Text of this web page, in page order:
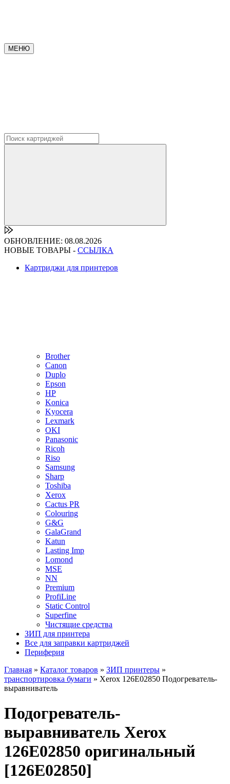
МЕНЮ
ОБНОВЛЕНИЕ: 08.08.2026
НОВЫЕ ТОВАРЫ - ССЫЛКА
Картриджи для принтеров
Brother
Canon
Duplo
Epson
HP
Konica
Kyocera
Lexmark
OKI
Panasonic
Ricoh
Riso
Samsung
Sharp
Toshiba
Xerox
Cactus PR
Colouring
G&G
GalaGrand
Katun
Lasting Imp
Lomond
MSE
NN
Premium
ProfiLine
Static Control
Superfine
Чистящие средства
ЗИП для принтера
Все для заправки картриджей
Периферия
Главная » Каталог товаров » ЗИП принтеры »
транспортировка бумаги » Xerox 126E02850 Подогреватель-
выравниватель
Подогреватель-
выравниватель Xerox
126E02850 оригинальный
[126E02850]